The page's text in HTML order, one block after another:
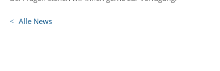
Alle News